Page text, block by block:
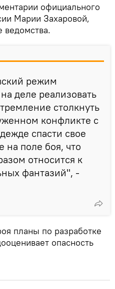
официального
Марии Захаровой,
ведомства.
режим
деле реализовать
столкнуть
конфликте с
спасти свое
на поле боя, что
относится к
фантазий", -
планы по разработке
опасность